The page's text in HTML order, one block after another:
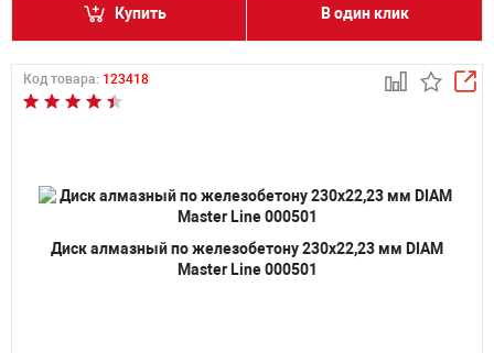
Купить В один клик
Код товара: 123418
Диск алмазный по железобетону 230х22,23 мм DIAM
Master Line 000501